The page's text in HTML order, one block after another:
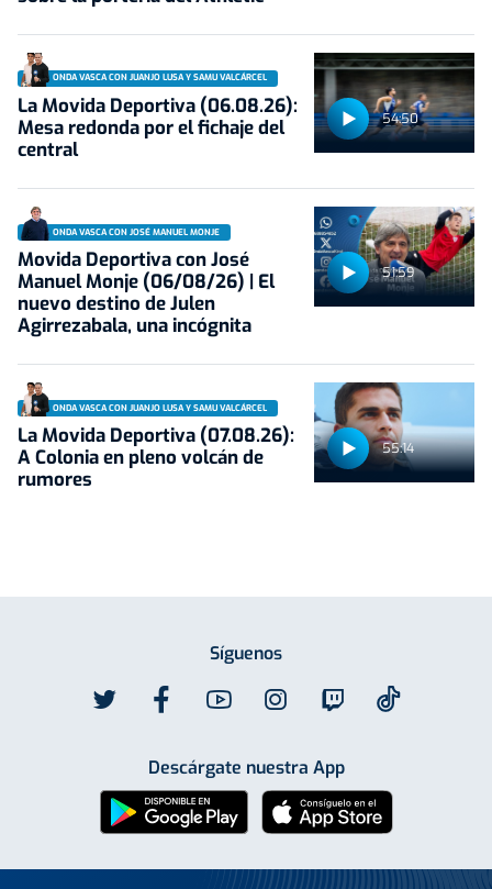
54:50
ONDA VASCA CON JUANJO LUSA Y SAMU VALCÁRCEL
La Movida Deportiva (06.08.26):
Mesa redonda por el fichaje del
central
51:59
ONDA VASCA CON JOSÉ MANUEL MONJE
Movida Deportiva con José
Manuel Monje (06/08/26) | El
nuevo destino de Julen
Agirrezabala, una incógnita
55:14
ONDA VASCA CON JUANJO LUSA Y SAMU VALCÁRCEL
La Movida Deportiva (07.08.26):
A Colonia en pleno volcán de
rumores
Síguenos
Descárgate nuestra App